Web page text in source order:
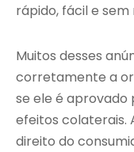
rápido, fácil e sem
Muitos desses
corretamente a
se ele é aprovado
efeitos colaterais.
direito do